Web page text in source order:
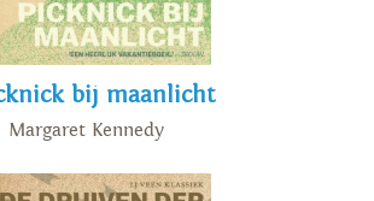
bij maanlicht
Margaret Kennedy